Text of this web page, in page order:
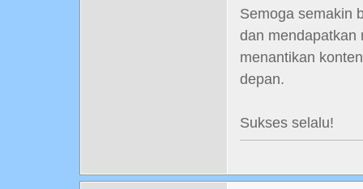
Semoga semakin
dan mendapatkan
menantikan
depan.
Sukses selalu!